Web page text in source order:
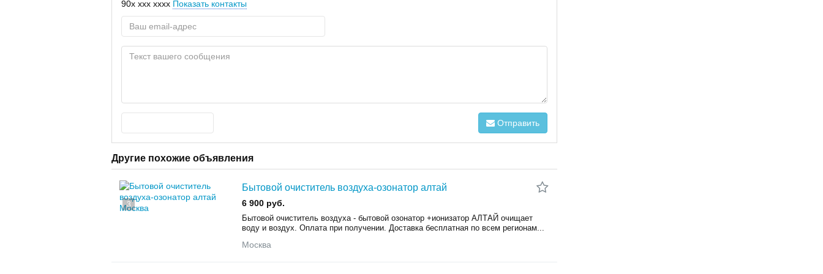
90x xxx xxxx Показать контакты
Отправить
Другие похожие объявления
3
Бытовой очиститель воздуха-озонатор алтай
6 900 руб.
Бытовой очиститель воздуха - бытовой озонатор +ионизатор АЛТАЙ очищает
воду и воздух. Оплата при получении. Доставка бесплатная по всем регионам...
Москва